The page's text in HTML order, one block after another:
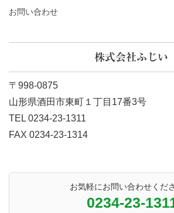
お問い合わせ
株式会社ふじい
〒998-0875
山形県酒田市東町１丁目17番3号
TEL 0234-23-1311
FAX 0234-23-1314
お気軽にお問い合わせくだ
0234-23-